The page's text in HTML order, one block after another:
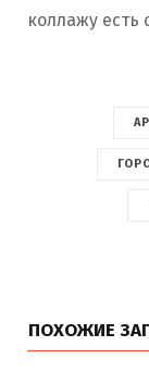
коллажу есть
ПОХОЖИЕ